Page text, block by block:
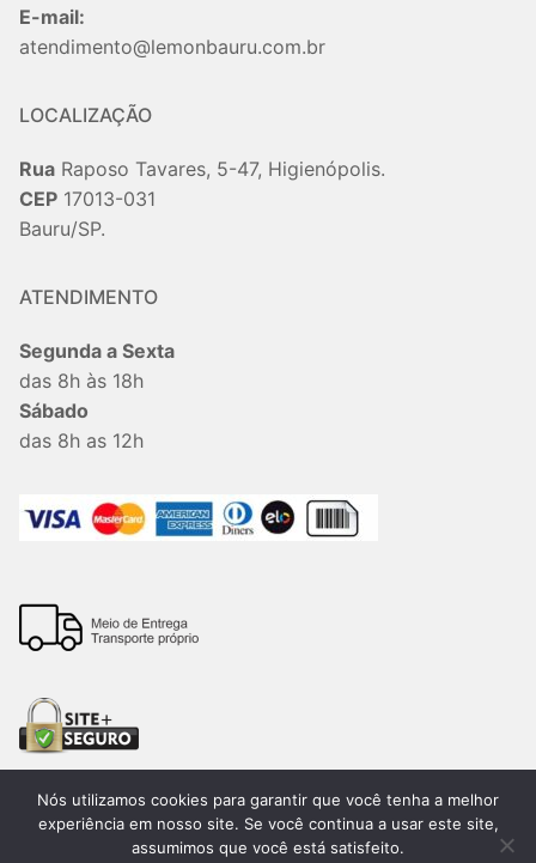
E-mail:
atendimento@lemonbauru.com.br
LOCALIZAÇÃO
Rua Raposo Tavares, 5-47, Higienópolis.
CEP 17013-031
Bauru/SP.
ATENDIMENTO
Segunda a Sexta
das 8h às 18h
Sábado
das 8h as 12h
Todos os direitos reservados. 2026®. Lemon Bauru –
Nós utilizamos cookies para garantir que você tenha a melhor
experiência em nosso site. Se você continua a usar este site,
assumimos que você está satisfeito.